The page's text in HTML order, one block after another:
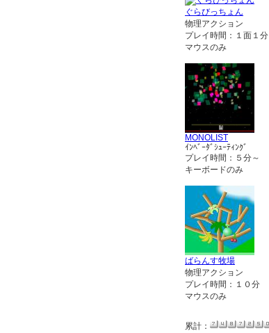
ぐらびっちょん
物理アクション
プレイ時間：１面１分
マウスのみ
MONOLIST
ｲﾝﾍﾞｰﾀﾞｼｭｰﾃｨﾝｸﾞ
プレイ時間：５分～
キーボードのみ
ばらんす牧場
物理アクション
プレイ時間：１０分
マウスのみ
累計：